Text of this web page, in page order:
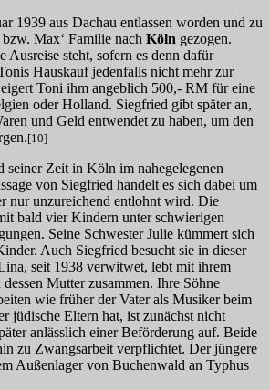
1939 aus Dachau entlassen worden und zu
Max‘ Familie nach Köln gezogen.
Ausreise steht, sofern es denn dafür
Hauskauf jedenfalls nicht mehr zur
Toni ihm angeblich 500,- RM für eine
oder Holland. Siegfried gibt später an,
und Geld entwendet zu haben, um den
[10]
seiner Zeit in Köln im nahegelegenen
von Siegfried handelt es sich dabei um
nur unzureichend entlohnt wird. Die
bald vier Kindern unter schwierigen
Seine Schwester Julie kümmert sich
Auch Siegfried besucht sie in dieser
seit 1938 verwitwet, lebt mit ihrem
Mutter zusammen. Ihre Söhne
wie früher der Vater als Musiker beim
jüdische Eltern hat, ist zunächst nicht
anlässlich einer Beförderung auf. Beide
zu Zwangsarbeit verpflichtet. Der jüngere
Außenlager von Buchenwald an Typhus